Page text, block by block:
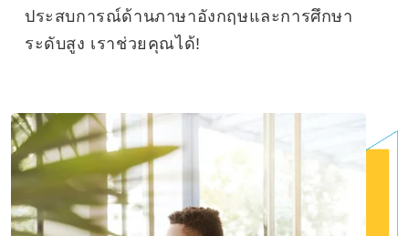
ประสบการณ์ด้านภาษาอังกฤษและการศึกษา
ระดับสูง เราช่วยคุณได้!